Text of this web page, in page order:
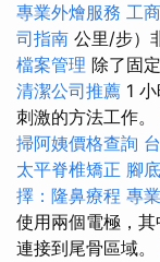
專業外燴服務 工
司指南 公里/步）
檔案管理 除了固
清潔公司推薦 1
刺激的方法工作。
掃阿姨價格查詢
太平脊椎矯正 腳
擇：隆鼻療程 專
使用兩個電極，
連接到尾骨區域。